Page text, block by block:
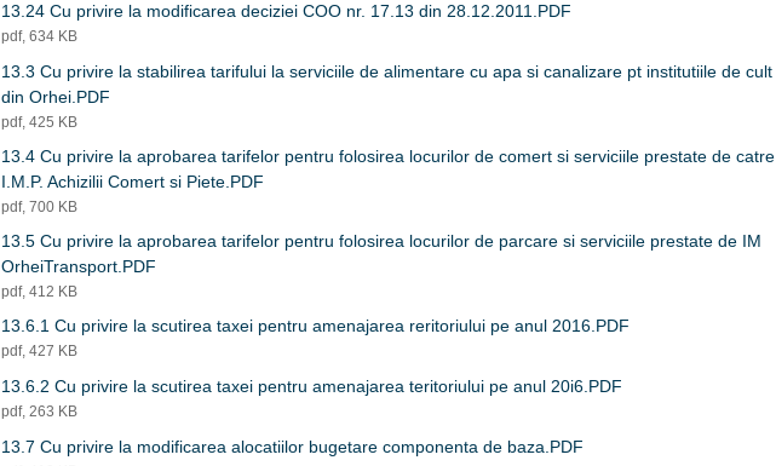
13.24 Cu privire la modificarea deciziei COO nr. 17.13 din 28.12.2011.PDF
pdf, 634 KB
13.3 Cu privire la stabilirea tarifului la serviciile de alimentare cu apa si canalizare pt institutiile de cult
din Orhei.PDF
pdf, 425 KB
13.4 Cu privire la aprobarea tarifelor pentru folosirea locurilor de comert si serviciile prestate de catre
I.M.P. Achizilii Comert si Piete.PDF
pdf, 700 KB
13.5 Cu privire la aprobarea tarifelor pentru folosirea locurilor de parcare si serviciile prestate de IM
OrheiTransport.PDF
pdf, 412 KB
13.6.1 Cu privire la scutirea taxei pentru amenajarea reritoriului pe anul 2016.PDF
pdf, 427 KB
13.6.2 Cu privire la scutirea taxei pentru amenajarea teritoriului pe anul 20i6.PDF
pdf, 263 KB
13.7 Cu privire la modificarea alocatiilor bugetare componenta de baza.PDF